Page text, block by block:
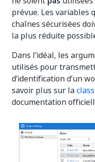
prévue. Les variables
chaînes sécurisées
la plus réduite
Dans l’idéal, les
utilisés pour
d’identification d’un
savoir plus sur la
documentation